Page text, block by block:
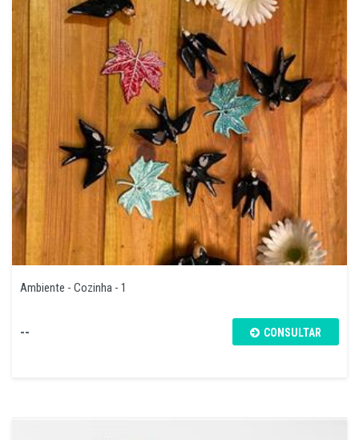
Ambiente - Cozinha - 1
-- CONSULTAR